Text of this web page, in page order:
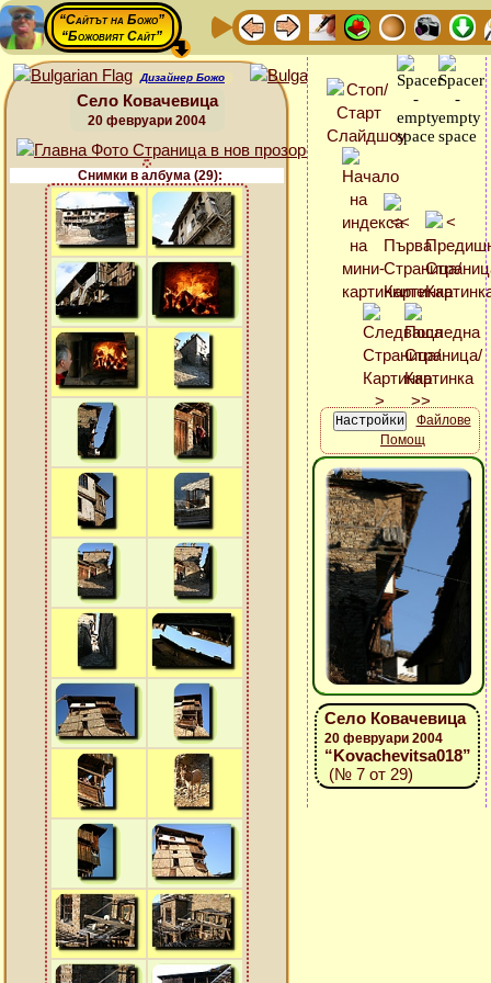
“Сайтът на Божо”
“Божовият Сайт”
Дизайнер Божо
Село Ковачевица
20 февруари 2004
Снимки в албума (29):
Файлове
Помощ
Село Ковачевица
20 февруари 2004
“Kovachevitsa018”
(№ 7 от 29)